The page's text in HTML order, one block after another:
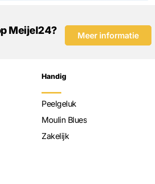
Meijel24? Meer informatie
Handig
Peelgeluk
Moulin Blues
Zakelijk